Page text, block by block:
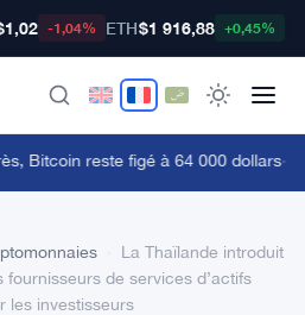
-1,04% ETH$1 916,88 +0,45%
Bitcoin reste figé à 64 000 dollars·Un
La Thaïlande introduit
de services d’actifs
les investisseurs